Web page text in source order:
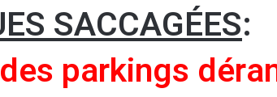
SACCAGÉES:
parkings